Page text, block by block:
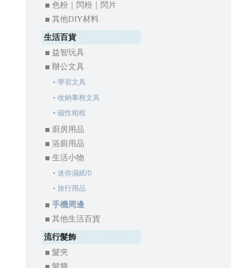
色粉｜閃粉｜閃片
其他DIY材料
生活百貨
益智玩具
辦公文具
學習文具
收納事務文具
磁性相框
廚房用品
浴廁用品
生活小物
迷你濕紙巾
旅行用品
手機周邊
其他生活百貨
流行髮飾
髮夾
髮簪